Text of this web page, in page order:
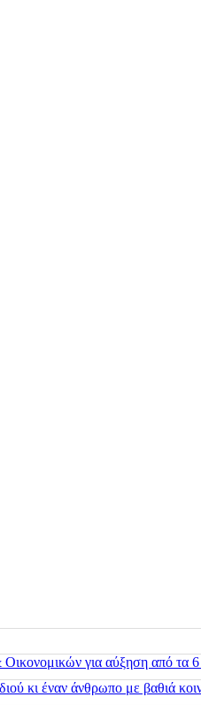
για αύξηση από
κι έναν άνθρωπο με βαθιά